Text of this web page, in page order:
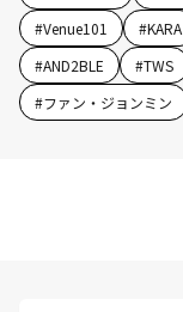
#Venue101 #KARA
#AND2BLE #TWS
#ファン・ジョンミン